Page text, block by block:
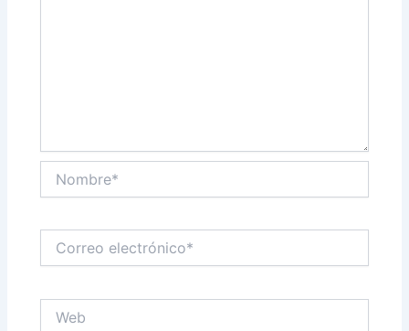
electrónico*